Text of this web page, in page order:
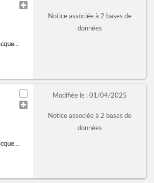
Notice associée à 2 bases de
données
Modifiée le : 01/04/2025
Notice associée à 2 bases de
données